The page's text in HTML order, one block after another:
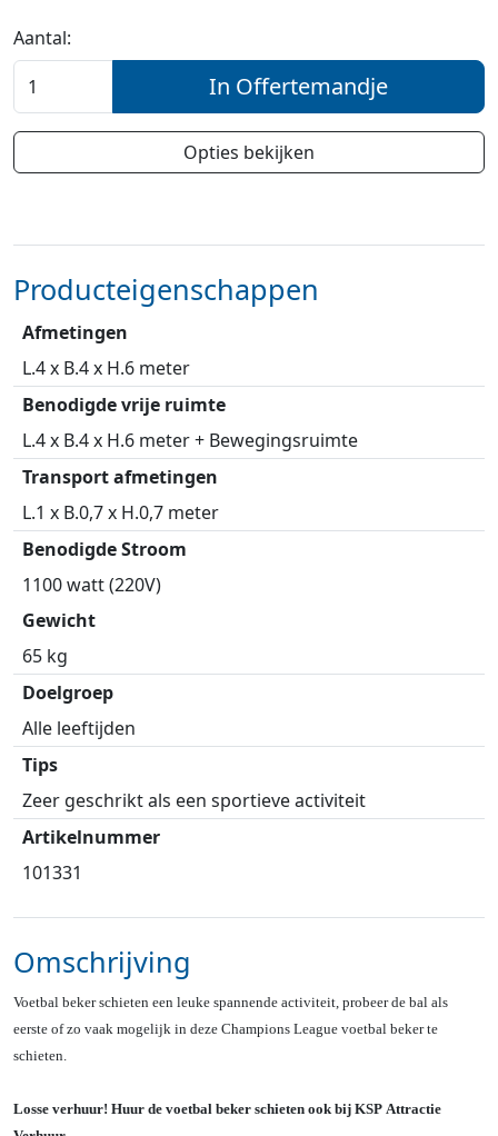
Aantal:
In Offertemandje
Opties bekijken
Producteigenschappen
Afmetingen
L.4 x B.4 x H.6 meter
Benodigde vrije ruimte
L.4 x B.4 x H.6 meter + Bewegingsruimte
Transport afmetingen
L.1 x B.0,7 x H.0,7 meter
Benodigde Stroom
1100 watt (220V)
Gewicht
65 kg
Doelgroep
Alle leeftijden
Tips
Zeer geschrikt als een sportieve activiteit
Artikelnummer
101331
Omschrijving
Voetbal beker schieten een leuke spannende activiteit, probeer de bal als
eerste of zo vaak mogelijk in deze Champions League voetbal beker te
schieten.
Losse verhuur! Huur de voetbal beker schieten ook bij KSP Attractie